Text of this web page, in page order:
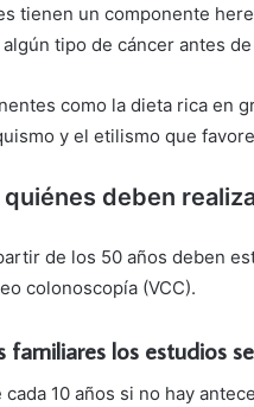
tienen un componente
tipo de cáncer antes
como la dieta rica en
y el etilismo que
deben
de los 50 años deben
colonoscopía (VCC).
familiares los estudios
10 años si no hay